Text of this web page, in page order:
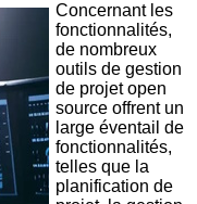
Concernant les
fonctionnalités,
de nombreux
outils de gestion
de projet open
source offrent un
large éventail de
fonctionnalités,
telles que la
planification de